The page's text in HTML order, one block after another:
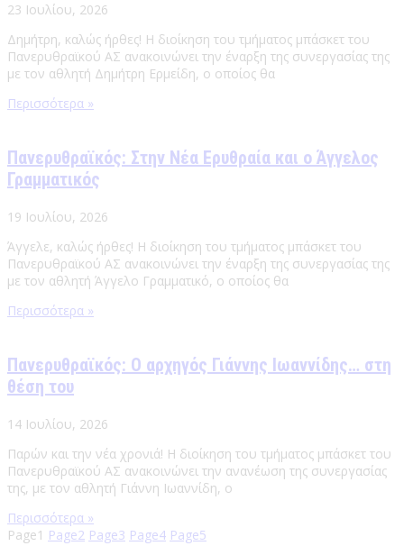
23 Ιουλίου, 2026
Δημήτρη, καλώς ήρθες! Η διοίκηση του τμήματος μπάσκετ του
Πανερυθραϊκού ΑΣ ανακοινώνει την έναρξη της συνεργασίας της
με τον αθλητή Δημήτρη Ερμείδη, ο οποίος θα
Περισσότερα »
Πανερυθραϊκός: Στην Νέα Ερυθραία και ο Άγγελος
Γραμματικός
19 Ιουλίου, 2026
Άγγελε, καλώς ήρθες! Η διοίκηση του τμήματος μπάσκετ του
Πανερυθραϊκού ΑΣ ανακοινώνει την έναρξη της συνεργασίας της
με τον αθλητή Άγγελο Γραμματικό, ο οποίος θα
Περισσότερα »
Πανερυθραϊκός: Ο αρχηγός Γιάννης Ιωαννίδης… στη
θέση του
14 Ιουλίου, 2026
Παρών και την νέα χρονιά! Η διοίκηση του τμήματος μπάσκετ του
Πανερυθραϊκού ΑΣ ανακοινώνει την ανανέωση της συνεργασίας
της, με τον αθλητή Γιάννη Ιωαννίδη, ο
Περισσότερα »
Page1 Page2 Page3 Page4 Page5